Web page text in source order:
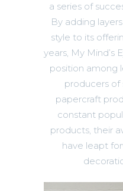
a series of
By adding
style to its
years, My Mind’s
position among
producers of
papercraft
constant
products, their
have leapt